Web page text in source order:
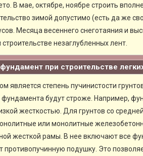
В мае, октябре, ноябре строить
зимой допустимо (есть да же
Месяца весеннего снеготаяния и
незаглубленных лент.
при строительстве
является степень пучинистости
фундамента будут строже. Например,
жесткостью. Для грунтов со
или монолитные
жесткой рамы. В нее включают все
противопучинную подушку. Это